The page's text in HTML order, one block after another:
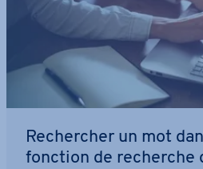
Re­cher­cher un mot
fonction de recherche